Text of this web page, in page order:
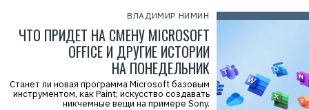
ВЛАДИМИР НИМИН
ЧТО ПРИДЕТ НА СМЕНУ MICROSOFT
OFFICE И ДРУГИЕ ИСТОРИИ
НА ПОНЕДЕЛЬНИК
Станет ли новая программа Microsoft базовым
инструментом, как Paint; искусство создавать
никчемные вещи на примере Sony.